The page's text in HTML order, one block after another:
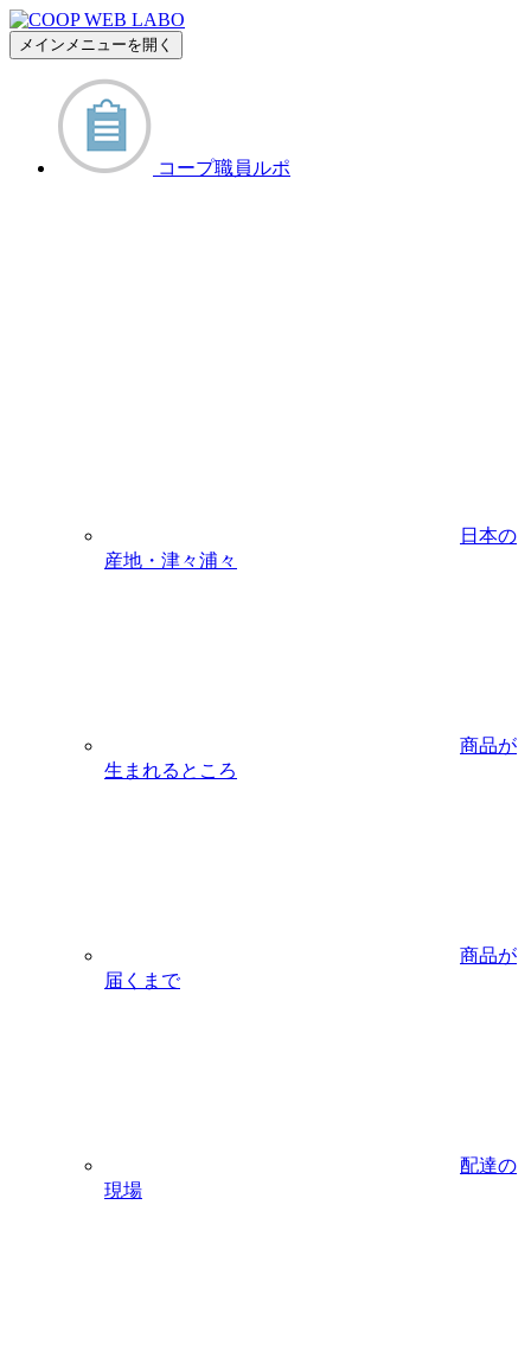
メインメニューを開く
コープ職員ルポ
日本の
産地・津々浦々
商品が
生まれるところ
商品が
届くまで
配達の
現場